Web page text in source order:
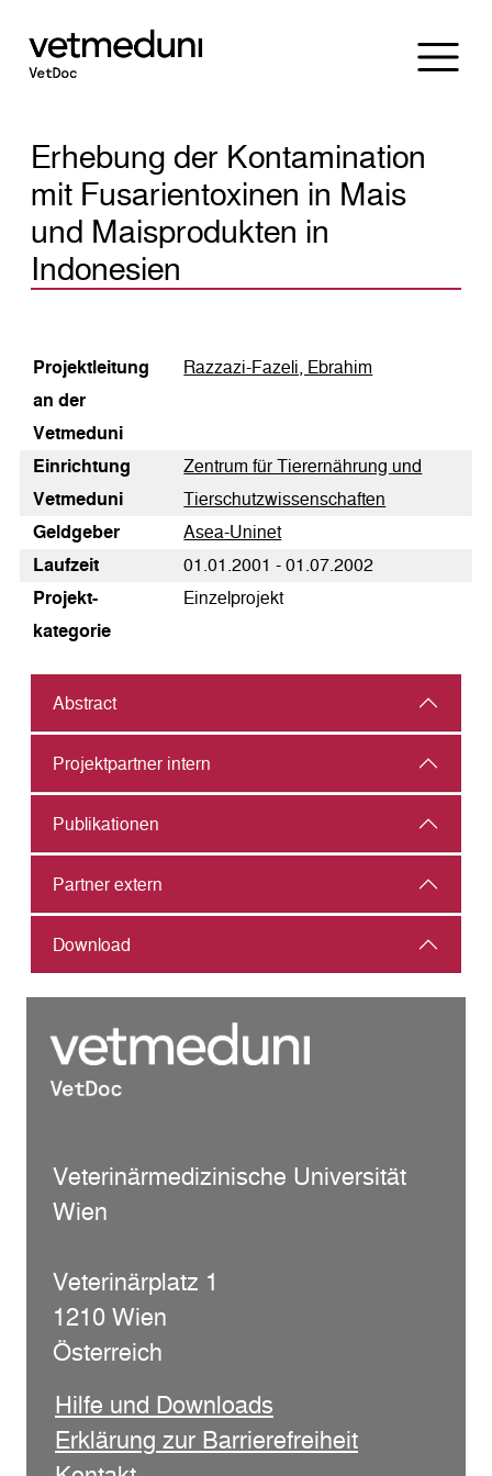
Erhebung der Kontamination
mit Fusarientoxinen in Mais
und Maisprodukten in
Indonesien
Pro­jekt­lei­tung
an der
Vetmeduni
Razzazi-Fazeli, Ebrahim
Einrichtung
Vetmeduni
Zentrum für Tierernährung und
Tierschutzwissenschaften
Geldgeber
Asea-Uninet
Laufzeit
01.01.2001 - 01.07.2002
Pro­jekt­
kategorie
Einzelprojekt
Abstract
Projektpartner intern
Publikationen
Partner extern
Download
Veterinärmedizinische Universität
Wien
Veterinärplatz 1
1210 Wien
Österreich
Hilfe und Downloads
Erklärung zur Barrierefreiheit